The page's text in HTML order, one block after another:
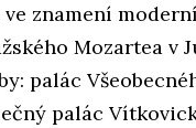
znamení
Mozartea
palác
palác